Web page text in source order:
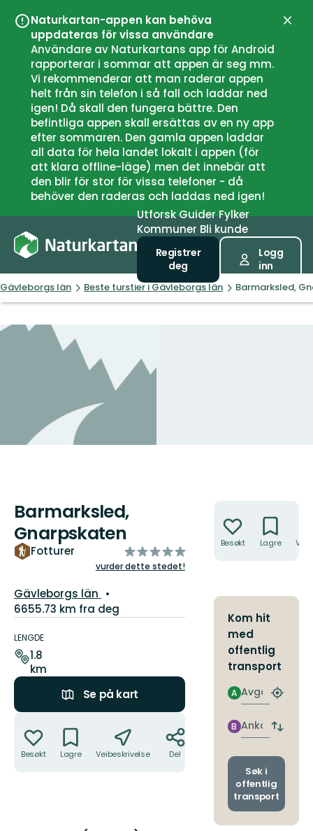
Naturkartan-appen kan behöva
uppdateras för vissa användare
Användare av Naturkartans app för Android
rapporterar i sommar att appen är seg mm.
Vi rekommenderar att man raderar appen
helt från sin telefon i så fall och laddar ned
igen! Då skall den fungera bättre. Den
befintliga appen skall ersättas av en ny app
efter sommaren. Den gamla appen laddar
all data för hela landet lokalt i appen (för
att klara offline-läge) men det innebär att
den blir för stor för vissa telefoner - då
behöver den raderas och laddas ned igen!
Lukk
UtforskGuiderFylker
Kommuner Bli kunde
Registrer
deg
Logg
inn
Gävleborgs län Beste turstier i Gävleborgs län Barmarksled,
Barmarksled,
Gnarpskaten
Fotturer
av
5
vurder dette stedet!
Fylke:
Gävleborgs län
6655.73 km fra deg
om
stien
LENGDE
1.8
km
Se på kart
Besøkt Lagre Veibeskrivelse Del
Besøkt Lagre
Kom hit
med
offentlig
transport
Avgang
A
Finn
Ankomst
B
Bytt
og
Søk i
offentlig
transport